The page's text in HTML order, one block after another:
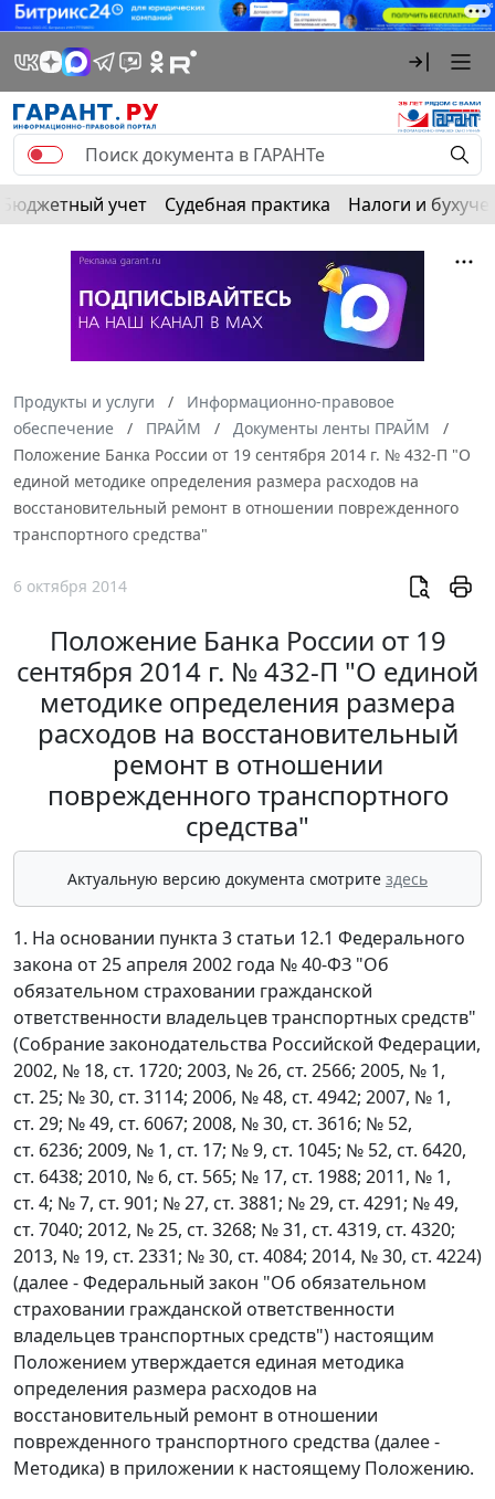
Бюджетный учет Судебная практика Налоги и
Продукты и услуги
Информационно-правовое
обеспечение
ПРАЙМ
Документы ленты ПРАЙМ
Положение Банка России от 19 сентября 2014 г. № 432-П "О
единой методике определения размера расходов на
восстановительный ремонт в отношении поврежденного
транспортного средства"
6 октября 2014
Положение Банка России от 19
сентября 2014 г. № 432-П "О единой
методике определения размера
расходов на восстановительный
ремонт в отношении
поврежденного транспортного
средства"
Актуальную версию документа смотрите здесь
1. На основании пункта 3 статьи 12.1 Федерального
закона от 25 апреля 2002 года № 40-ФЗ "Об
обязательном страховании гражданской
ответственности владельцев транспортных средств"
(Собрание законодательства Российской Федерации,
2002, № 18, ст. 1720; 2003, № 26, ст. 2566; 2005, № 1,
ст. 25; № 30, ст. 3114; 2006, № 48, ст. 4942; 2007, № 1,
ст. 29; № 49, ст. 6067; 2008, № 30, ст. 3616; № 52,
ст. 6236; 2009, № 1, ст. 17; № 9, ст. 1045; № 52, ст. 6420,
ст. 6438; 2010, № 6, ст. 565; № 17, ст. 1988; 2011, № 1,
ст. 4; № 7, ст. 901; № 27, ст. 3881; № 29, ст. 4291; № 49,
ст. 7040; 2012, № 25, ст. 3268; № 31, ст. 4319, ст. 4320;
2013, № 19, ст. 2331; № 30, ст. 4084; 2014, № 30, ст. 4224)
(далее - Федеральный закон "Об обязательном
страховании гражданской ответственности
владельцев транспортных средств") настоящим
Положением утверждается единая методика
определения размера расходов на
восстановительный ремонт в отношении
поврежденного транспортного средства (далее -
Методика) в приложении к настоящему Положению.